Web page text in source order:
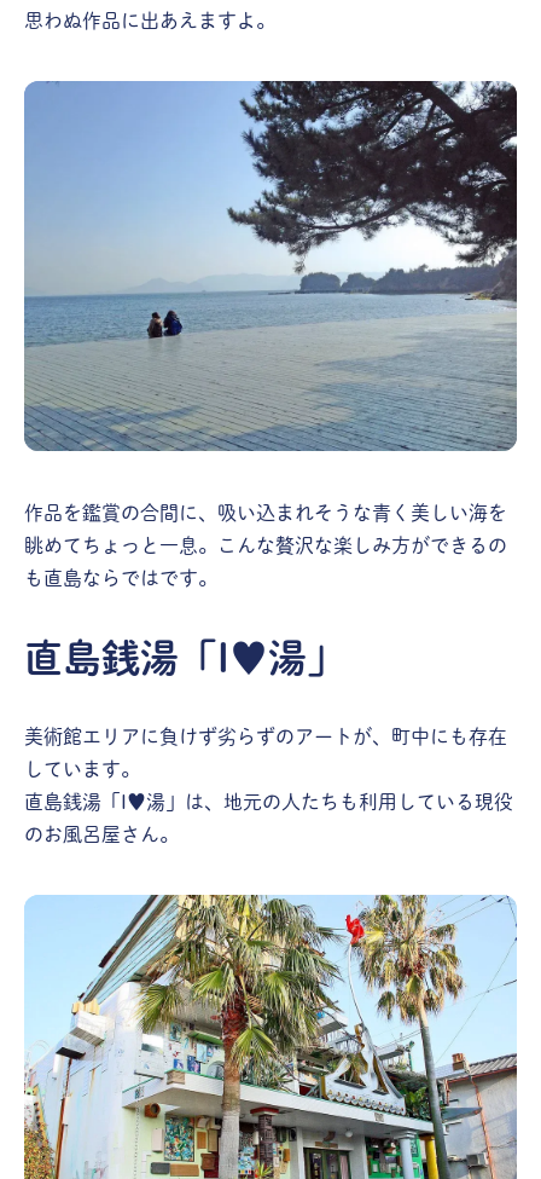
思わぬ作品に出あえますよ。
作品を鑑賞の合間に、吸い込まれそうな青く美しい海を
眺めてちょっと一息。こんな贅沢な楽しみ方ができるの
も直島ならではです。
直島銭湯「I♥湯」
美術館エリアに負けず劣らずのアートが、町中にも存在
しています。
直島銭湯「I♥湯」は、地元の人たちも利用している現役
のお風呂屋さん。